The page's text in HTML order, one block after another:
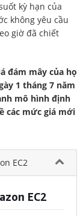
kỳ hạn của
không yêu cầu
giờ đã chiết
đám mây của họ
1 tháng 7 năm
mô hình định
các mức giá mới
EC2